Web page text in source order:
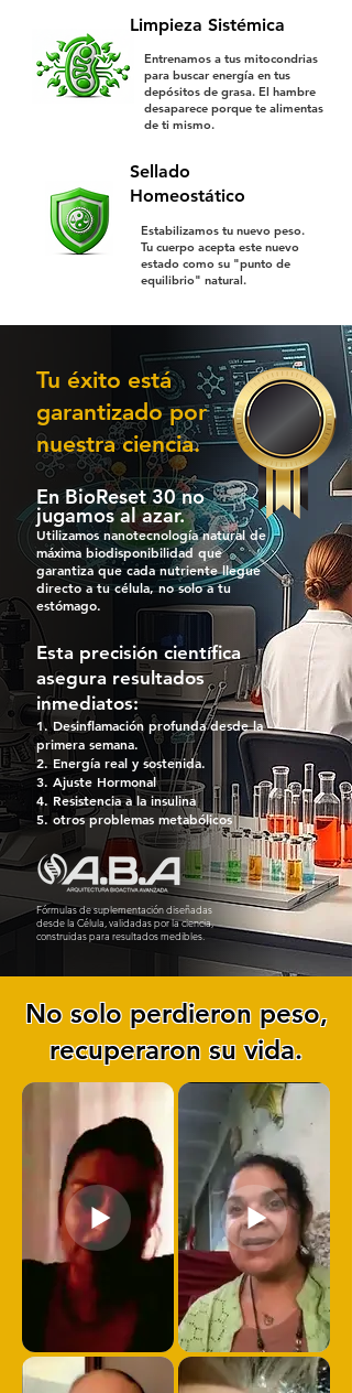
Limpieza Sistémica
Entrenamos a tus mitocondrias
para buscar energía en tus
depósitos de grasa. El hambre
desaparece porque te alimentas
de ti mismo.
Sellado
Homeostático
Estabilizamos tu nuevo peso.
Tu cuerpo acepta este nuevo
estado como su "punto de
equilibrio" natural.
Tu éxito está
garantizado por
nuestra ciencia.
En BioReset 30 no
jugamos al azar.
Utilizamos nanotecnología natural de
máxima biodisponibilidad que
garantiza que cada nutriente llegue
directo a tu célula, no solo a tu
estómago.
Esta precisión científica
asegura resultados
inmediatos:
Desinflamación profunda desde la
primera semana.
Energía real y sostenida.
Ajuste Hormonal
Resistencia a la insulina
otros problemas metabólicos
Fórmulas de suplementación diseñadas
desde la Célula, validadas por la ciencia,
construidas para resultados medibles.
No solo perdieron peso,
recuperaron su vida.